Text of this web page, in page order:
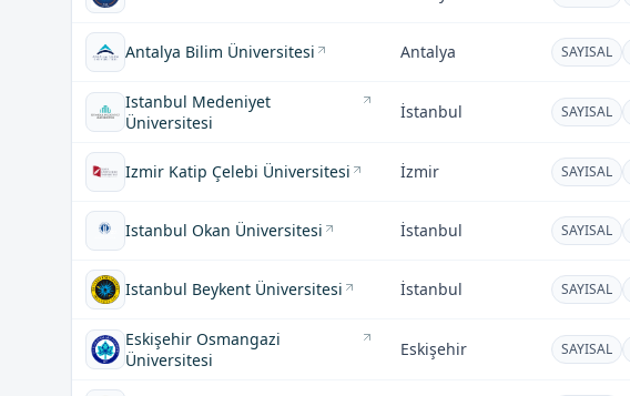
Antalya Bilim Üniversitesi Antalya SAYISAL
Istanbul Medeniyet
Üniversitesi
İstanbul SAYISAL
Izmir Katip Çelebi Üniversitesi İzmir SAYISAL
Istanbul Okan Üniversitesi İstanbul SAYISAL
Istanbul Beykent Üniversitesi İstanbul SAYISAL
Eskişehir Osmangazi
Üniversitesi
Eskişehir SAYISAL